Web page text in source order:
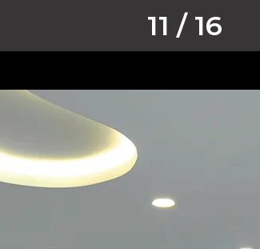
11 / 16